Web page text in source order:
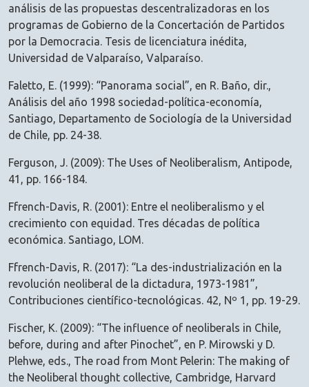
análisis de las propuestas descentralizadoras en los
programas de Gobierno de la Concertación de Partidos
por la Democracia. Tesis de licenciatura inédita,
Universidad de Valparaíso, Valparaíso.
Faletto, E. (1999): “Panorama social”, en R. Baño, dir.,
Análisis del año 1998 sociedad-política-economía,
Santiago, Departamento de Sociología de la Universidad
de Chile, pp. 24-38.
Ferguson, J. (2009): The Uses of Neoliberalism, Antipode,
41, pp. 166-184.
Ffrench-Davis, R. (2001): Entre el neoliberalismo y el
crecimiento con equidad. Tres décadas de política
económica. Santiago, LOM.
Ffrench-Davis, R. (2017): “La des-industrialización en la
revolución neoliberal de la dictadura, 1973-1981”,
Contribuciones científico-tecnológicas. 42, Nº 1, pp. 19-29.
Fischer, K. (2009): “The influence of neoliberals in Chile,
before, during and after Pinochet”, en P. Mirowski y D.
Plehwe, eds., The road from Mont Pelerin: The making of
the Neoliberal thought collective, Cambridge, Harvard